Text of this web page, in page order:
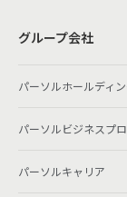
グループ会社
パーソルホールディ
パーソルビジネスプ
パーソルキャリア